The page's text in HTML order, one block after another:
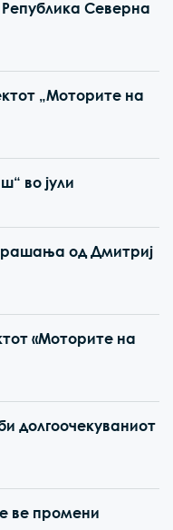
Северна
„Моторите на
во јули
од Дмитриј
«Моторите на
долгоочекуваниот
ве промени